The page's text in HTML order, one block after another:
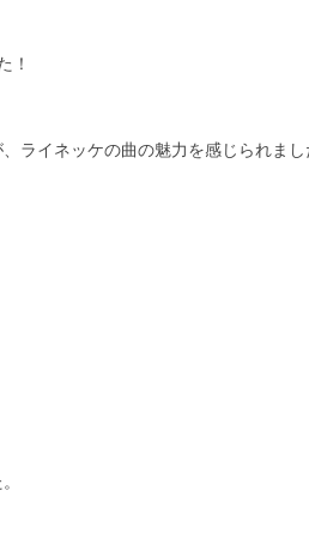
！
ライネッケの曲の魅力を感じられまし